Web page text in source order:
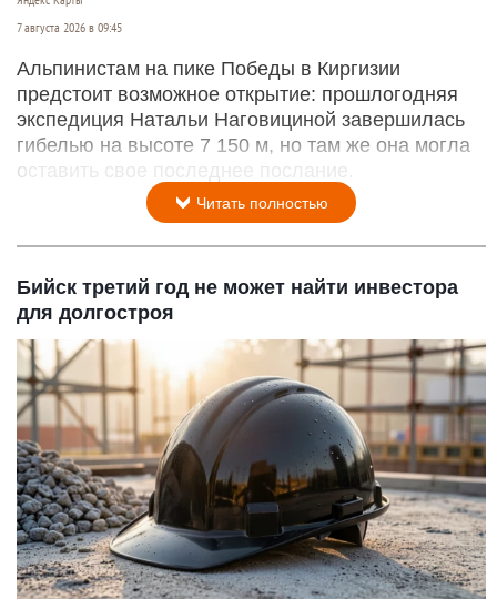
7 августа 2026 в 09:45
Альпинистам на пике Победы в Киргизии
предстоит возможное открытие: прошлогодняя
экспедиция Натальи Наговициной завершилась
гибелью на высоте 7 150 м, но там же она могла
оставить свое последнее послание.
Читать полностью
Бийск третий год не может найти инвестора
для долгостроя